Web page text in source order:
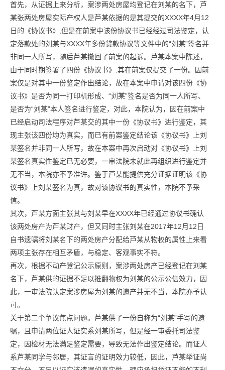
首先，从证据上来分析，案涉两处房屋均登记在刘某的名下，芦
某张两处房屋实际产权人是芦某依据的是其提交的XXXX年4月12
日的《协议书》,但是在前案中该份协议书已经经过司法鉴定，认
定落款处的刘某与XXXX年多份贷款协议等文件中的“刘某”签名并
非同一人所写，随后芦某撤回了前案的起诉。芦某本案中陈述，
由于同时期签署了四份《协议书》,其在前案仅提交了一份。因前
案仅是对其中一份鉴定作出结论，故在本案中申请对该四份《协
议书》是否为同一打印机形成、“刘某”签名是否为同一人所写、
是否为“刘某”本人签名进行鉴定，对此，本院认为，因在前案中
已经启动司法程序对芦某交的其中一份《协议书》进行鉴定，其
现主张该四份均为真实，而已有前案鉴定结论该《协议书》上刘
某签名并非同一人所写，故在本案中再次启动对《协议书》上刘
某签名真实性鉴定已无必要，一审法院未就此再组织进行鉴定并
无不当，本院亦不予准许。鉴于芦某能提供充分证据证明该《协
议书》上刘某签名为真，故对该协议书的真实性，本院不予采
信。
其次，芦某方面主张其与刘某早在XXXX年已经通过协议书确认
该两处房产为芦某财产，但又同时主张刘某在2017年12月12日
自书遗嘱将刘某名下的两处房产分配给芦某从物权的属性上来看
两项主张存在相互矛盾，与稳定、客观事实不符。
再次，根据不动产登记公示原则，案涉两处房产已经登记在刘某
名下，芦某供的证据不足以推翻物权为刘某的公示公信效力，因
此，一审法院认定案涉房屋为刘某的遗产并无不当，本院亦予认
可。
关于第二个争议焦点问题。芦某供了一份自称为“刘某”手写的遗
嘱，且申请两位证人证实系刘某所写，但是经一审委托司法鉴
定，因检材无法满足鉴定需要，导致无法作出鉴定结论。而证人
系芦某同学与邻居，其证言的证明效力较低，因此，芦某举证尚